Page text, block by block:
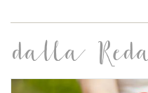
dalla